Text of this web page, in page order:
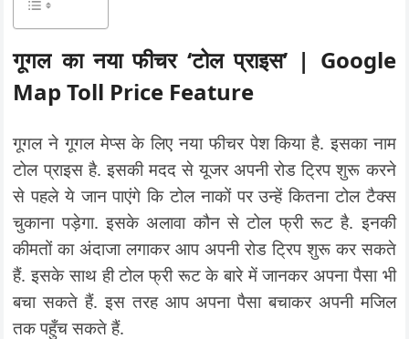
गूगल का नया फीचर ‘टोल प्राइस’ | Google
Map Toll Price Feature
गूगल ने गूगल मेप्स के लिए नया फीचर पेश किया है. इसका नाम
टोल प्राइस है. इसकी मदद से यूजर अपनी रोड ट्रिप शुरू करने
से पहले ये जान पाएंगे कि टोल नाकों पर उन्हें कितना टोल टैक्स
चुकाना पड़ेगा. इसके अलावा कौन से टोल फ्री रूट है. इनकी
कीमतों का अंदाजा लगाकर आप अपनी रोड ट्रिप शुरू कर सकते
हैं. इसके साथ ही टोल फ्री रूट के बारे में जानकर अपना पैसा भी
बचा सकते हैं. इस तरह आप अपना पैसा बचाकर अपनी मजिल
तक पहुँच सकते हैं.